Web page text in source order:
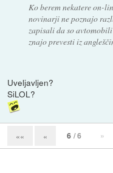
Ko berem nekatere on-
novinarji ne poznajo
zapisali da so
znajo prevesti iz
Uveljavljen?
SiLOL?
«« « 6 / 6 »